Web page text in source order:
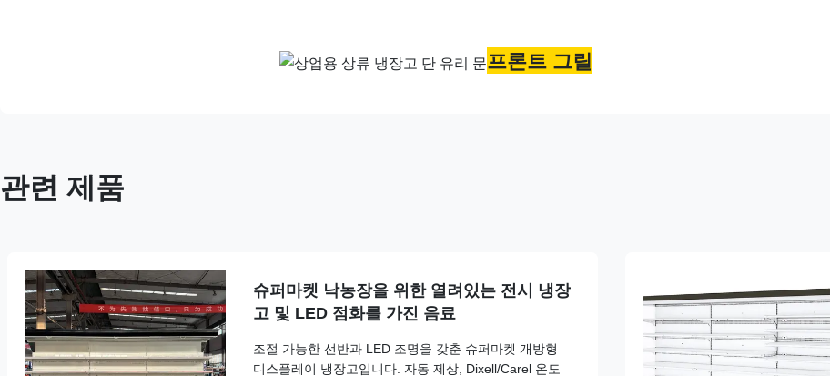
프론트 그릴
관련 제품
슈퍼마켓 낙농장을 위한 열려있는 전시 냉장
고 및 LED 점화를 가진 음료
조절 가능한 선반과 LED 조명을 갖춘 슈퍼마켓 개방형
디스플레이 냉장고입니다. 자동 제상, Dixell/Carel 온도